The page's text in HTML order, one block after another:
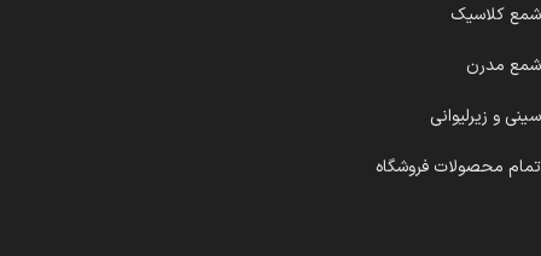
شمع کلاسیک
شمع مدرن
سینی و زیرلیوانی
تمام محصولات فروشگاه